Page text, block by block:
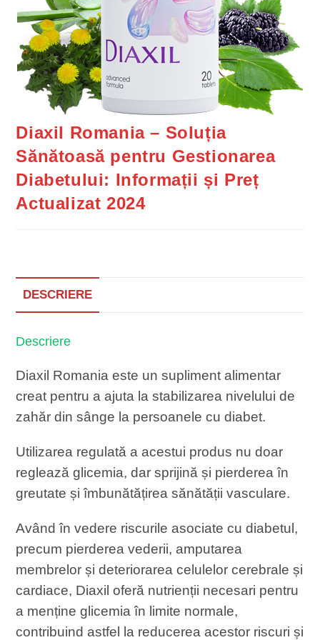
Diaxil Romania – Soluția
Sănătoasă pentru Gestionarea
Diabetului: Informații și Preț
Actualizat 2024
DESCRIERE
Descriere
Diaxil Romania este un supliment alimentar
creat pentru a ajuta la stabilizarea nivelului de
zahăr din sânge la persoanele cu diabet.
Utilizarea regulată a acestui produs nu doar
reglează glicemia, dar sprijină și pierderea în
greutate și îmbunătățirea sănătății vasculare.
Având în vedere riscurile asociate cu diabetul,
precum pierderea vederii, amputarea
membrelor și deteriorarea celulelor cerebrale și
cardiace, Diaxil oferă nutrienții necesari pentru
a menține glicemia în limite normale,
contribuind astfel la reducerea acestor riscuri și